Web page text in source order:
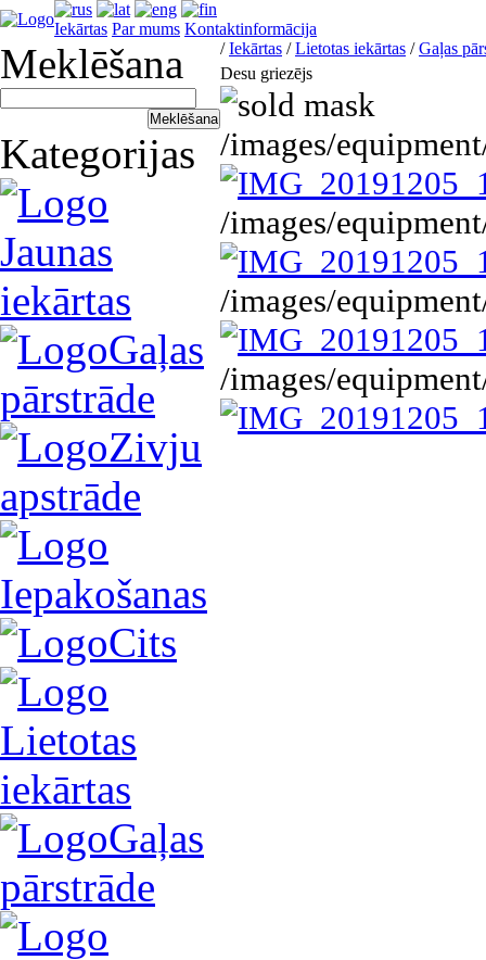
Iekārtas Par mums Kontaktinformācija
Meklēšana
Kategorijas
Jaunas
iekārtas
Gaļas
pārstrāde
Zivju
apstrāde
Iepakošanas
Cits
Lietotas
iekārtas
Gaļas
pārstrāde
/Iekārtas /Lietotas iekārtas /Gaļas
Desu griezējs
/images/
/images/
/images/
/images/